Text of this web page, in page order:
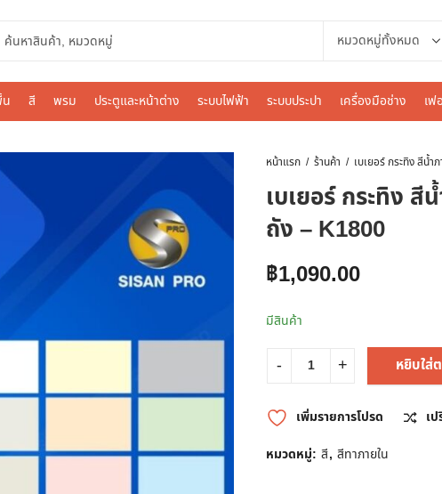
สี พรม ประตูและหน้าต่าง ระบบไฟฟ้า ระบบประปา เครื่องมือช่าง เฟ
หน้าแรก ร้านค้า
เบเยอร์ กระทิง
ถัง – K1800
฿1,090.00
มีสินค้า
หยิบใส่
เพิ่มรายการโปรด
เ
หมวดหมู่: สี, สีทาภายใน